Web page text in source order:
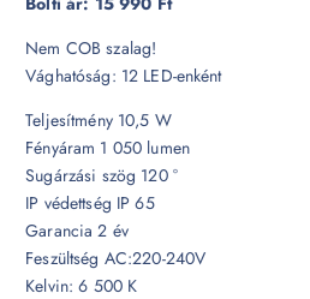
Nem COB szalag!
Vághatóság: 12 LED-enként
Teljesítmény 10,5 W
Fényáram 1 050 lumen
Sugárzási szög 120 °
IP védettség IP 65
Garancia 2 év
Feszültség AC:220-240V
Kelvin: 6 500 K